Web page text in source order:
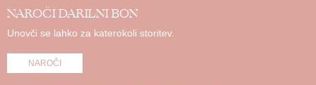
NAROČI DARILNI BON
Unovči se lahko za katerokoli storitev.
NAROČI